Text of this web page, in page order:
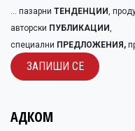
... пазарни ТЕНДЕНЦИИ,
авторски ПУБЛИКАЦИИ,
специални ПРЕДЛОЖЕНИЯ,
ЗАПИШИ С​​Е
АДКОМ